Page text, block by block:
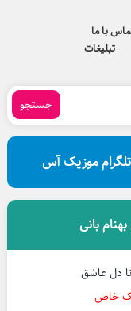
با ما
تبلیغات
جستجو
موزیک آس
بانی
دل عاشق
خاص